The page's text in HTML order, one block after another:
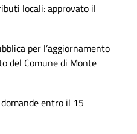
locali: approvato il
per l’aggiornamento
del Comune di Monte
entro il 15